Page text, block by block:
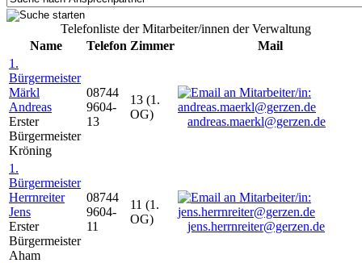
Telefonliste der Mitarbeiter/innen der Verwaltung
Name
Telefon Zimmer
Mail
1.
Bürgermeister
Märkl
Andreas
Erster
Bürgermeister
Kröning
08744
9604-
13
13 (1.
OG)
andreas.maerkl@gerzen.de
1.
Bürgermeister
Herrnreiter
Jens
Erster
Bürgermeister
Aham
08744
9604-
11
11 (1.
OG)
jens.herrnreiter@gerzen.de